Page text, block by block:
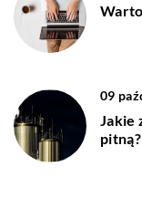
09
Jakie
pitną?